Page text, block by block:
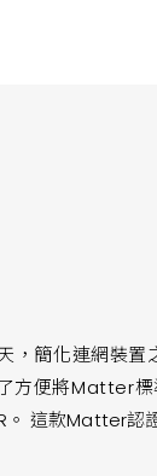
，簡化連網裝
方便將Matter標
。 這款Matter